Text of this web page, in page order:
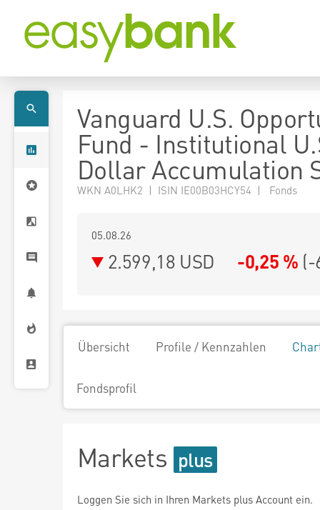
Vanguard U.S.
Fund - Institutional
Dollar Accumulation
WKN A0LHK2 | ISIN IE00B03HCY54 | Fonds
05.08.26
2.599,18 USD -0,25 % (-
Übersicht Profile / Kennzahlen
Fondsprofil
Markets
Loggen Sie sich in Ihren Markets plus Account ein.